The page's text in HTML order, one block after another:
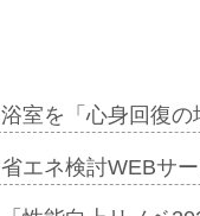
浴室を「心身回復
省エネ検討WEBサ